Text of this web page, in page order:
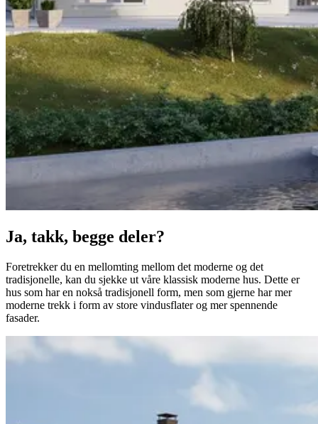
Ja, takk, begge deler?
Foretrekker du en mellomting mellom det moderne og det
tradisjonelle, kan du sjekke ut våre klassisk moderne hus. Dette er
hus som har en nokså tradisjonell form, men som gjerne har mer
moderne trekk i form av store vindusflater og mer spennende
fasader.